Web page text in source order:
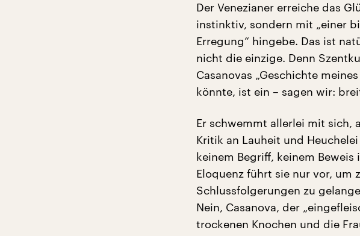
Der Venezianer erreiche das
instinktiv, sondern mit „einer
Erregung“ hingebe. Das ist
nicht die einzige. Denn
Casanovas „Geschichte
könnte, ist ein – sagen wir:
Er schwemmt allerlei mit sich,
Kritik an Lauheit und
keinem Begriff, keinem
Eloquenz führt sie nur vor, um
Schlussfolgerungen zu
Nein, Casanova, der
trockenen Knochen und die